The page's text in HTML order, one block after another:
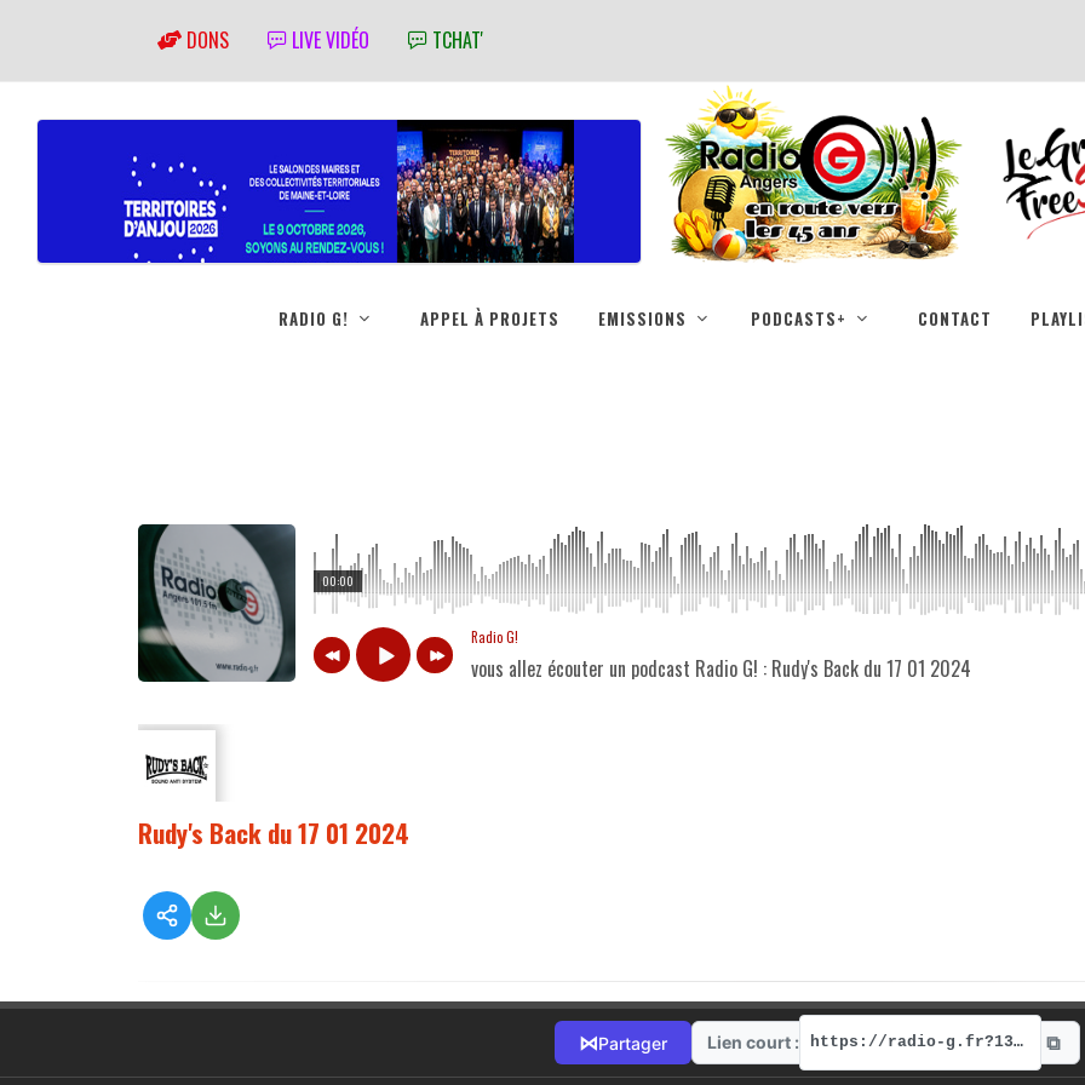
DONS LIVE VIDÉO TCHAT'
RADIO G! APPEL À PROJETS EMISSIONS PODCASTS+ CONTACT
00:00
Radio G!
vous allez écouter un podcast Radio G! : Rudy's Back du 17 01 2024
Rudy's Back du 17 01 2024
⋈Partager Lien court : https://radio-g.fr?13660 ⧉